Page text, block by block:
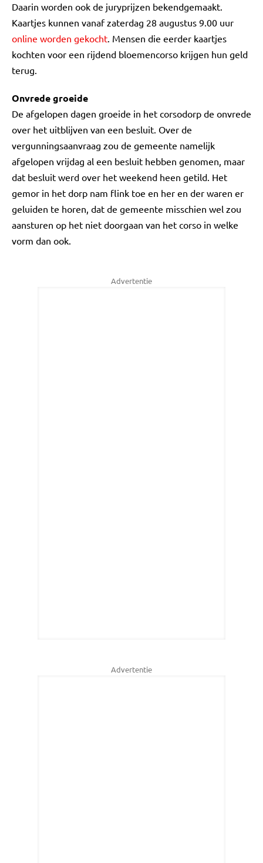
Daarin worden ook de juryprijzen bekendgemaakt.
Kaartjes kunnen vanaf zaterdag 28 augustus 9.00 uur
online worden gekocht. Mensen die eerder kaartjes
kochten voor een rijdend bloemencorso krijgen hun geld
terug.
Onvrede groeide
De afgelopen dagen groeide in het corsodorp de onvrede
over het uitblijven van een besluit. Over de
vergunningsaanvraag zou de gemeente namelijk
afgelopen vrijdag al een besluit hebben genomen, maar
dat besluit werd over het weekend heen getild. Het
gemor in het dorp nam flink toe en her en der waren er
geluiden te horen, dat de gemeente misschien wel zou
aansturen op het niet doorgaan van het corso in welke
vorm dan ook.
Advertentie
Advertentie